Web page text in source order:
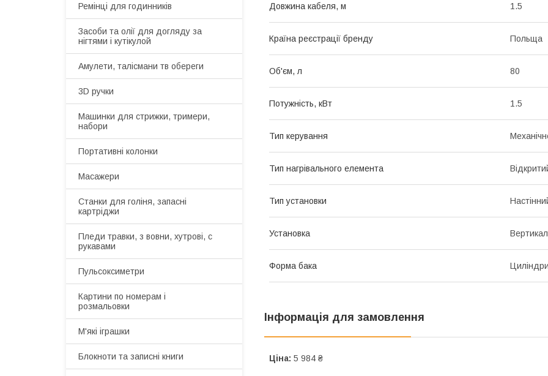
Довжина кабеля, м 1.5
Країна реєстрації бренду Польща
Об'єм, л 80
Потужність, кВт 1.5
Тип керування
Тип нагрівального елемента
Тип установки
Установка
Форма бака
Інформація для замовлення
Ціна: 5 984 ₴
Ремінці для годинників
Засоби та олії для догляду за
нігтями і кутікулой
Амулети, талісмани тв обереги
3D ручки
Машинки для стрижки, тримери,
набори
Портативні колонки
Масажери
Станки для голіня, запасні
картріджи
Пледи травки, з вовни, хутрові, с
рукавами
Пульсоксиметри
Картини по номерам і
розмальовки
М'які іграшки
Блокноти та записні книги